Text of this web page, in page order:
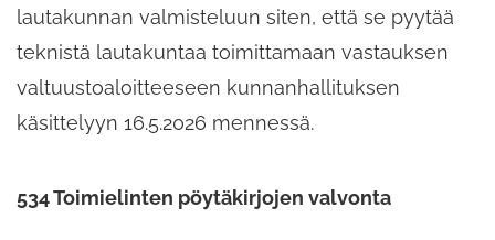
lautakunnan valmisteluun siten, että se pyytää
teknistä lautakuntaa toimittamaan vastauksen
valtuustoaloitteeseen kunnanhallituksen
käsittelyyn 16.5.2026 mennessä.
534 Toimielinten pöytäkirjojen valvonta